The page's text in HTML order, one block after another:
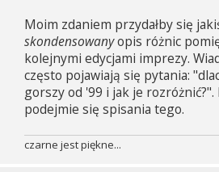
Moim zdaniem przydałby się
skondensowanyopis różnic
kolejnymi edycjami imprezy.
często pojawiają się pytania:
gorszy od '99 i jak je
podejmie się spisania tego.
czarne jest piękne...